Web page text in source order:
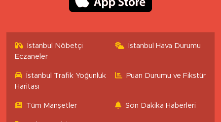
İstanbul Nöbetçi
Eczaneler
İstanbul Hava Durumu
İstanbul Trafik Yoğunluk
Haritası
Puan Durumu ve Fikstür
Tüm Manşetler Son Dakika Haberleri